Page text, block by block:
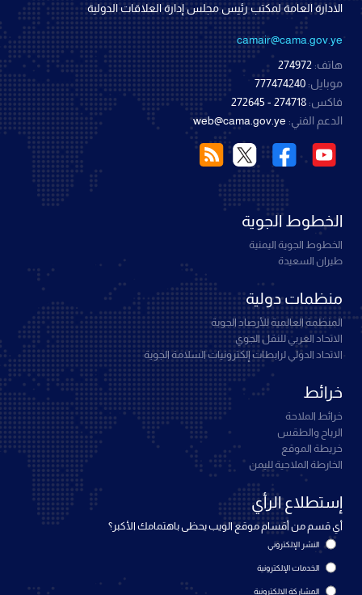
الادارة العامة لمكتب رئيس مجلس إدارة العلاقات الدولية
camair@cama.gov.ye
هاتف: 274972
موبايل: 777474240
فاكس: 274718 - 272645
الدعم الفني: web@cama.gov.ye
الخطوط الجوية
الخطوط الجوية اليمنية
طيران السعيدة
منظمات دولية
المنظمة العالمية للأرصاد الجوية
الاتحاد العربي للنقل الجوي
الاتحاد الدولي لرابطات إلكترونيات السلامة الجوية
خرائط
خرائط الملاحة
الرياح والطقس
خريطة الموقع
الخارطة الملاحية لليمن
إستطلاع الرأي
أي قسم من أقسام موقع الويب يحظى باهتمامك الأكبر؟
النشر الإلكتروني
الخدمات الإلكترونية
المشاركة الإلكترونية